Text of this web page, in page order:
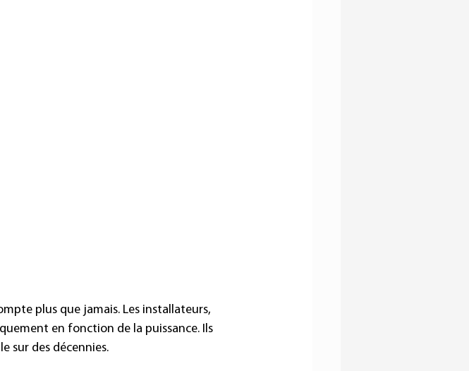
plus que jamais. Les installateurs,
en fonction de la puissance. Ils
sur des décennies.